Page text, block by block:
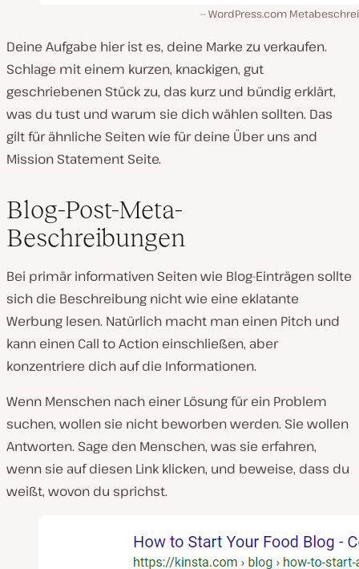
WordPress.com
Deine Aufgabe hier ist es, deine Marke zu verkaufen.
Schlage mit einem kurzen, knackigen, gut
geschriebenen Stück zu, das kurz und bündig erklärt,
was du tust und warum sie dich wählen sollten. Das
gilt für ähnliche Seiten wie für deine Über uns and
Mission Statement Seite.
Blog-Post-Meta-
Beschreibungen
Bei primär informativen Seiten wie Blog-Einträgen sollte
sich die Beschreibung nicht wie eine eklatante
Werbung lesen. Natürlich macht man einen Pitch und
kann einen Call to Action einschließen, aber
konzentriere dich auf die Informationen.
Wenn Menschen nach einer Lösung für ein Problem
suchen, wollen sie nicht beworben werden. Sie wollen
Antworten. Sage den Menschen, was sie erfahren,
wenn sie auf diesen Link klicken, und beweise, dass du
weißt, wovon du sprichst.